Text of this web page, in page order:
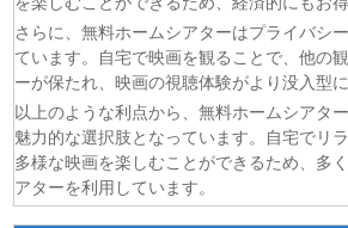
さらに、無料ホームシアターはプライバシ
ています。自宅で映画を観ることで、他の
ーが保たれ、映画の視聴体験がより没入型に
以上のような利点から、無料ホームシアタ
魅力的な選択肢となっています。自宅でリ
多様な映画を楽しむことができるため、多
アターを利用しています。